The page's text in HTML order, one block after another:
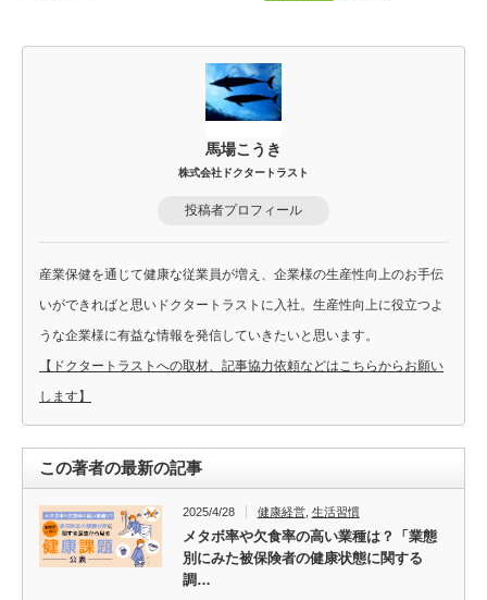
馬場こうき
株式会社ドクタートラスト
投稿者プロフィール
産業保健を通じて健康な従業員が増え、企業様の生産性向上のお手伝
いができればと思いドクタートラストに入社。生産性向上に役立つよ
うな企業様に有益な情報を発信していきたいと思います。
【ドクタートラストへの取材、記事協力依頼などはこちらからお願い
します】
この著者の最新の記事
2025/4/28 健康経営, 生活習慣
メタボ率や欠食率の高い業種は？「業態
別にみた被保険者の健康状態に関する
調…